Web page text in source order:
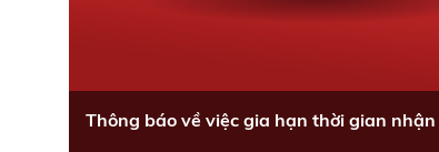
Thông báo về việc gia hạn thời gian